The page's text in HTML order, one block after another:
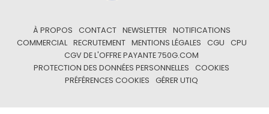
À PROPOS CONTACT NEWSLETTER
NOTIFICATIONS
COMMERCIAL
RECRUTEMENT MENTIONS LÉGALES CGU
CPU
CGV DE L'OFFRE PAYANTE 750G.COM
PROTECTION DES DONNÉES PERSONNELLES
COOKIES
PRÉFÉRENCES COOKIES
GÉRER UTIQ